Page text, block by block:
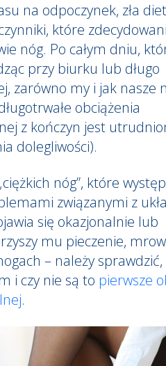
na odpoczynek, zła
które
nóg. Po całym dniu,
przy biurku lub długo
zarówno my i jak nasze
obciążenia
z kończyn jest
dolegliwości).
nóg”, które
związanymi z
się okazjonalnie lub
mu pieczenie,
– należy sprawdzić,
i czy nie są to pierwsze
.